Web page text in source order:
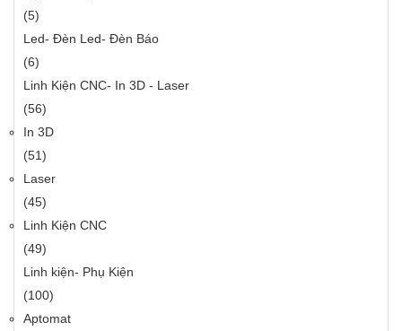
(5)
Led- Đèn Led- Đèn Báo
(6)
Linh Kiện CNC- In 3D - Laser
(56)
In 3D
(51)
Laser
(45)
Linh Kiện CNC
(49)
Linh kiện- Phụ Kiện
(100)
Aptomat